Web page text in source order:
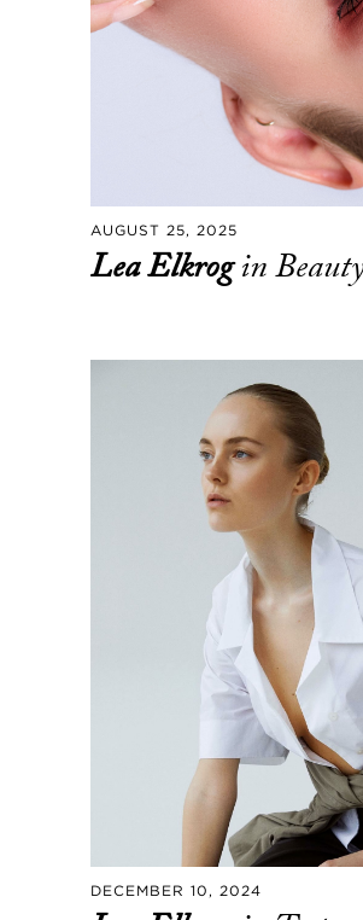
AUGUST 25, 2025
Lea Elkrogin
DECEMBER 10, 2024